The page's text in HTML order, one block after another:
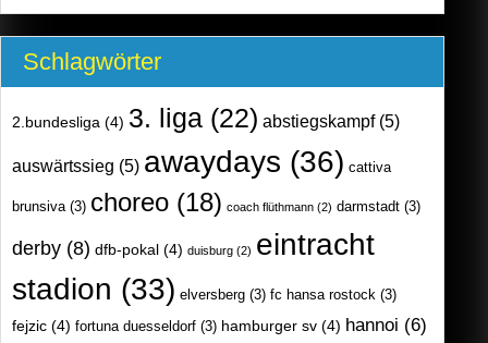
Schlagwörter
2.bundesliga (4) 3. liga (22) abstiegskampf(5)
auswärtssieg (5) awaydays (36) cattiva
brunsiva(3) choreo (18) coach flüthmann (2) darmstadt (3)
derby (8) dfb-pokal (4) duisburg (2) eintracht
stadion (33) elversberg (3) fc hansa rostock (3)
fejzic (4) fortuna duesseldorf (3) hamburger sv (4) hannoi (6)